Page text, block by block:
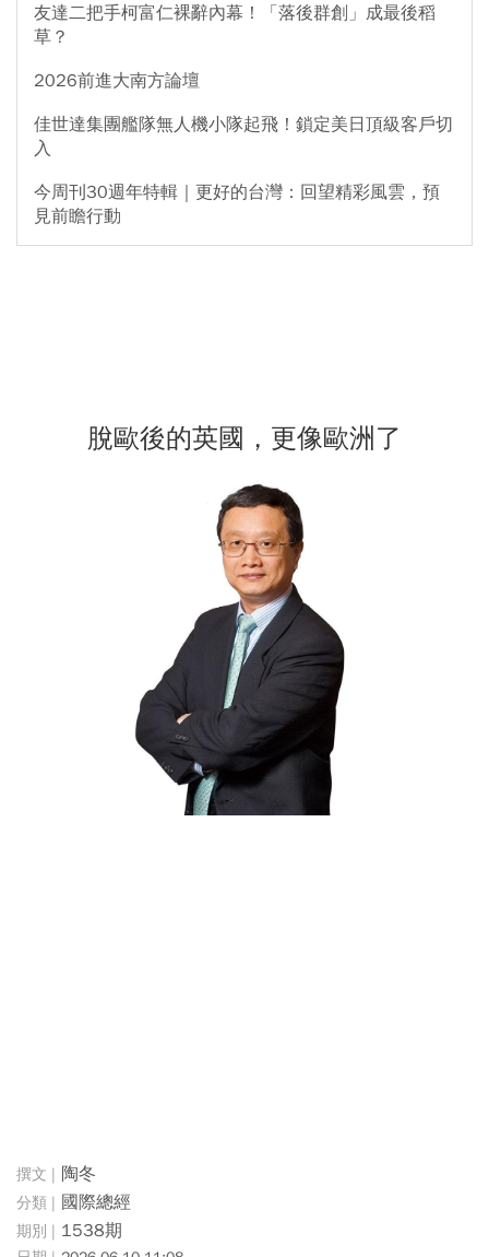
友達二把手柯富仁裸辭內幕！「落後群創」成最後稻
草？
2026前進大南方論壇
佳世達集團艦隊無人機小隊起飛！鎖定美日頂級客戶切
入
今周刊30週年特輯｜更好的台灣：回望精彩風雲，預
見前瞻行動
脫歐後的英國，更像歐洲了
陶冬
國際總經
1538期